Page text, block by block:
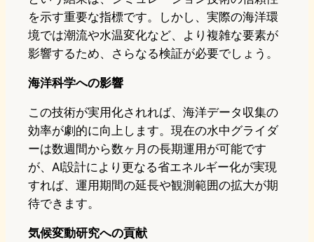
を示す重要な指標です。しかし、実際の海洋環
境では潮流や水温変化など、より複雑な要素が
影響するため、さらなる検証が必要でしょう。
海洋科学への影響
この技術が実用化されれば、海洋データ収集の
効率が劇的に向上します。現在の水中グライダ
ーは数週間から数ヶ月の長期運用が可能です
が、AI設計により更なる省エネルギー化が実現
すれば、運用期間の延長や観測範囲の拡大が期
待できます。
気候変動研究への貢献